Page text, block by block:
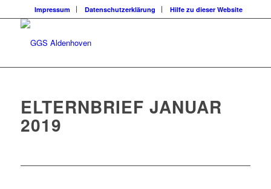
Impressum Datenschutzerklärung Hilfe zu dieser Website
ELTERNBRIEF JANUAR
2019